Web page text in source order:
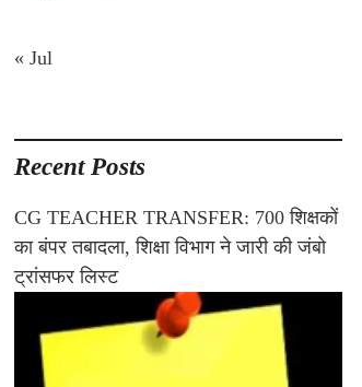
« Jul
Recent Posts
CG TEACHER TRANSFER: 700 शिक्षकों
का बंपर तबादला, शिक्षा विभाग ने जारी की जंबो
ट्रांसफर लिस्ट